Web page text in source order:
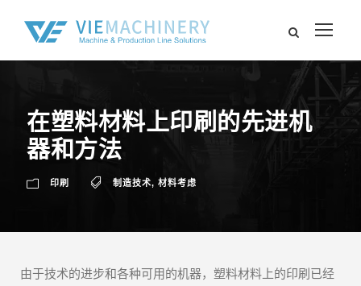
在塑料材料上印刷的先进机
器和方法
印刷 制造技术, 材料考虑
由于技术的进步和各种可用的机器，塑料材料上的印刷已经